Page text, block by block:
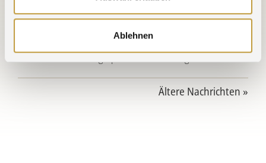
Ablehnen
30.09.2025 » Praxisluft geschnuppert
30.09.2025 » Führungsspitze zu Gast bei Agosi
Ältere Nachrichten »